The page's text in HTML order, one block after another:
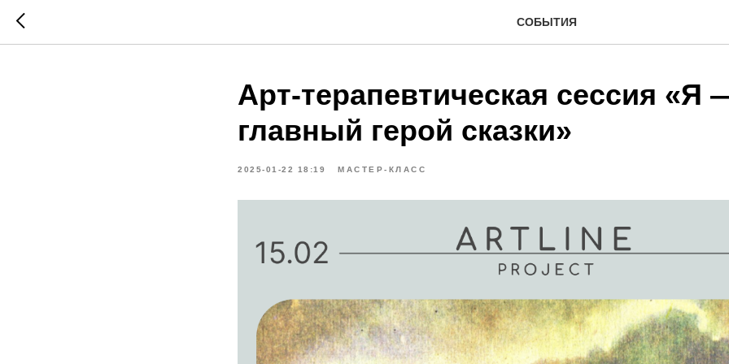
СОБЫТИЯ
Арт-терапевтическая сессия «Я
главный герой сказки»
2025-01-22 18:19 МАСТЕР-КЛАСС